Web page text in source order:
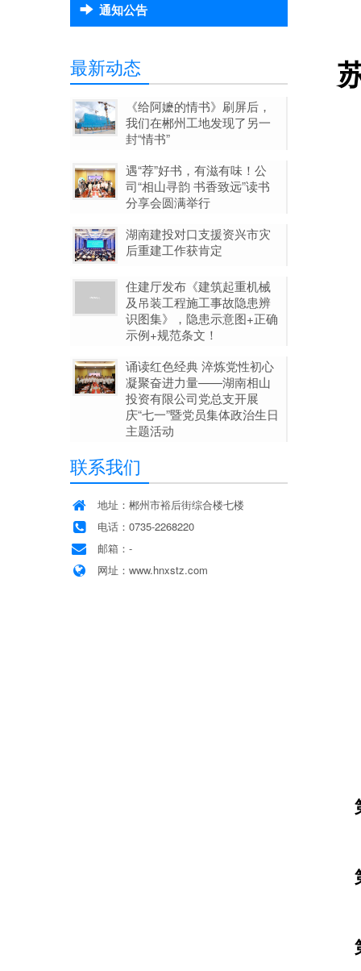
通知公告
最新动态
《给阿嬷的情书》刷屏后，
我们在郴州工地发现了另一
封“情书”
遇“荐”好书，有滋有味！公
司“相山寻韵 书香致远”读书
分享会圆满举行
湖南建投对口支援资兴市灾
后重建工作获肯定
住建厅发布《建筑起重机械
及吊装工程施工事故隐患辨
识图集》，隐患示意图+正确
示例+规范条文！
诵读红色经典 淬炼党性初心
凝聚奋进力量——湖南相山
投资有限公司党总支开展
庆“七一”暨党员集体政治生日
主题活动
联系我们
地址：郴州市裕后街综合楼七楼
电话：0735-2268220
邮箱：-
网址：www.hnxstz.com